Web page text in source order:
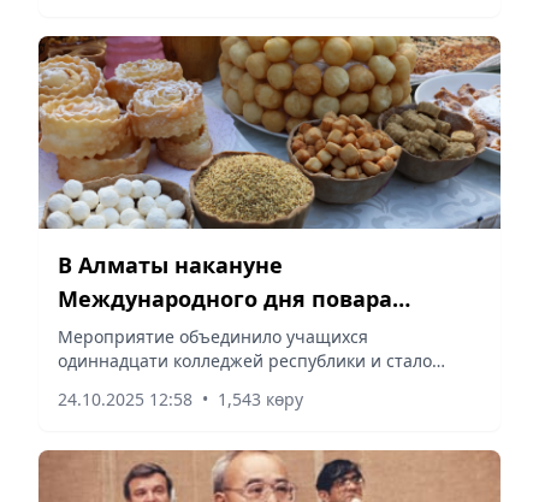
В Алматы накануне
Международного дня повара
прошел II Республиканский
«Бауырсақ Fest-2025»
Мероприятие объединило учащихся
одиннадцати колледжей республики и стало
сохранение национальных традиций и развитие
24.10.2025 12:58 • 1,543 көру